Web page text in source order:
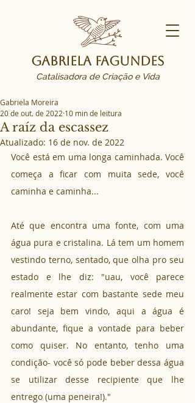
Gabriela Fagundes
Catalisadora de Criação e Vida
A raíz da escassez
Gabriela Moreira
20 de out. de 2022 10 min de leitura
Atualizado: 16 de nov. de 2022
Você está em uma longa caminhada. Você
começa a ficar com muita sede, você
caminha e caminha...
Até que encontra uma fonte, com uma
água pura e cristalina. Lá tem um homem
vestindo terno, sentado, que olha pro seu
estado e lhe diz: "uau, você parece
realmente estar com bastante sede meu
caro! seja bem vindo, aqui a água é
abundante, fique a vontade para beber
como quiser. No entanto, tenho uma
condição- você só pode beber dessa água
se utilizar desse recipiente que lhe
entrego (uma peneira!)."